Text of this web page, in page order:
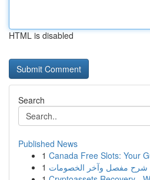
HTML is disabled
Search
Published News
1 Canada Free Slots: Your
1 شرح مفصل وآخر الخصومات